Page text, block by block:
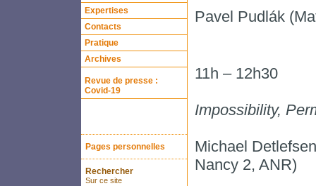
Expertises
Contacts
Pratique
Archives
Revue de presse :
Covid-19
Pages personnelles
Rechercher
Sur ce site
Pavel Pudlák
11h – 12h30
Impossibility,
Michael
Nancy 2, ANR)